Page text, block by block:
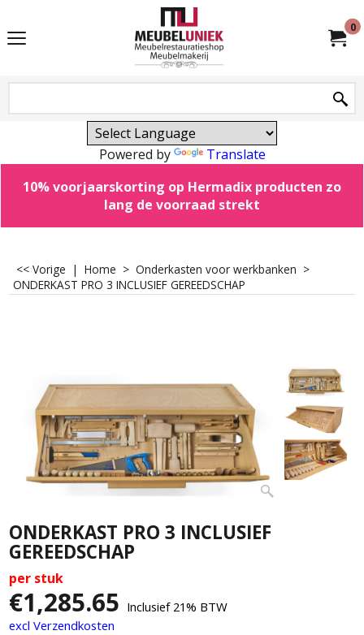
0
Powered by
Translate
10% voorjaarskorting op Hermadix producten zo
lang de voorraad strekt
<< Vorige | Home > Onderkasten voor werkbanken >
ONDERKAST PRO 3 INCLUSIEF GEREEDSCHAP
ONDERKAST PRO 3 INCLUSIEF
GEREEDSCHAP
per stuk
€1,285.65 Inclusief 21% BTW
excl Verzendkosten